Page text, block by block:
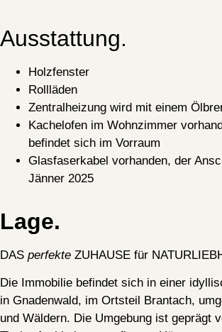
Ausstattung.
Holzfenster
Rollläden
Zentralheizung wird mit einem
Kachelofen im Wohnzimmer
befindet sich im Vorraum
Glasfaserkabel vorhanden, der
Jänner 2025
Lage.
DAS perfekte ZUHAUSE für
Die Immobilie befindet sich in einer
in Gnadenwald, im Ortsteil Brantach,
und Wäldern. Die Umgebung ist geprägt